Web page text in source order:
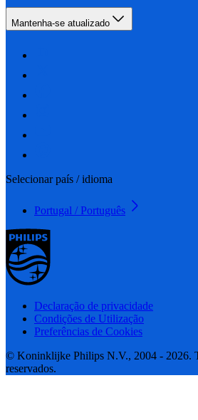
Mantenha-se atualizado
Selecionar país / idioma
Portugal / Português
Declaração de privacidade
Condições de Utilização
Preferências de Cookies
© Koninklijke Philips N.V., 2004 - 2026.
reservados.